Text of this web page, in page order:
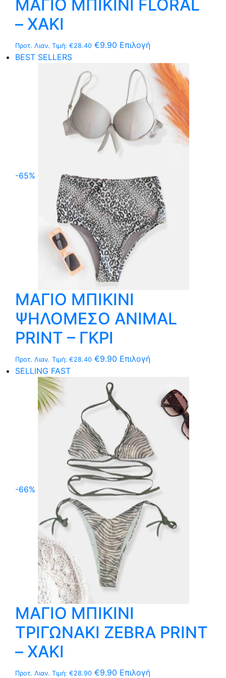
ΜΑΓΙΟ ΜΠΙΚΙΝΙ FLORAL
– ΧΑΚΙ
Προτ. Λιαν. Τιμή: €28.40 €9.90 ΕπιλογήΑυτό
προϊόν
έχει
πολλαπλές
παραλλαγές.
Οι
επιλογές
μπορούν
στη
σελίδα
του
προϊόντος
BEST SELLERS
-65%
ΜΑΓΙΟ ΜΠΙΚΙΝΙ
ΨΗΛΟΜΕΣΟ ΑΝIMAL
PRINT – ΓΚΡΙ
Προτ. Λιαν. Τιμή: €28.40 €9.90 ΕπιλογήΑυτό
έχει
πολλαπλές
παραλλαγές.
επιλογές
μπορούν
να
επιλεγούν
στη
σελίδα
του
προϊόντος
SELLING FAST
-66%
ΜΑΓΙΟ ΜΠΙΚΙΝΙ
ΤΡΙΓΩΝΑΚΙ ZEBRA PRINT
– ΧΑΚΙ
Προτ. Λιαν. Τιμή: €28.90 €9.90 ΕπιλογήΑυτό